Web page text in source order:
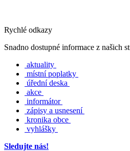
Rychlé odkazy
Snadno dostupné informace z našich
aktuality
místní poplatky
úřední deska
akce
informátor
zápisy a usnesení
kronika obce
vyhlášky
Sledujte nás!